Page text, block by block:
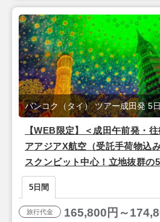
【WEB限定】＜成田午前発・
アアジアX航空（受託手荷物込
スクンビット中心！立地抜群の
ーキスクイーンズパーク』宿泊
バンコク（タイ） ツアー成田発 5
5日間
旅行代金 165,800円～